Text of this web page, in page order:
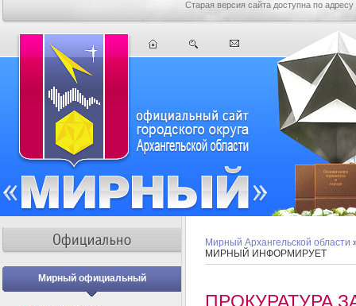
Старая версия сайта доступна по адресу
Мирный официальный
Мирный Архангельской области
МИРНЫЙ ИНФОРМИРУЕТ
ПРОКУРАТУРА